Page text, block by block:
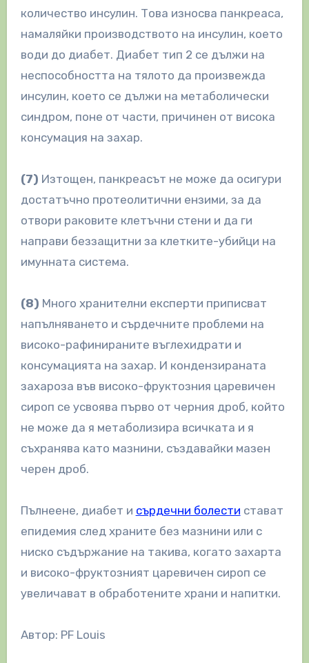
количество инсулин. Това износва панкреаса,
намаляйки производството на инсулин, което
води до диабет. Диабет тип 2 се дължи на
неспособността на тялото да произвежда
инсулин, което се дължи на метаболически
синдром, поне от части, причинен от висока
консумация на захар.
(7) Изтощен, панкреасът не може да осигури
достатъчно протеолитични ензими, за да
отвори раковите клетъчни стени и да ги
направи беззащитни за клетките-убийци на
имунната система.
(8) Много хранителни експерти приписват
напълняването и сърдечните проблеми на
високо-рафинираните въглехидрати и
консумацията на захар. И кондензираната
захароза във високо-фруктозния царевичен
сироп се усвоява първо от черния дроб, който
не може да я метаболизира всичката и я
съхранява като мазнини, създавайки мазен
черен дроб.
Пълнеене, диабет и сърдечни болести стават
епидемия след храните без мазнини или с
ниско съдържание на такива, когато захарта
и високо-фруктозният царевичен сироп се
увеличават в обработените храни и напитки.
Автор: PF Louis